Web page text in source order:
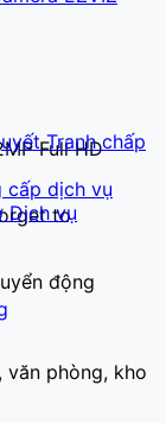
Tranh chấp
cấp dịch vụ
Dịch vụ
Full HD
to
động
văn phòng, kho